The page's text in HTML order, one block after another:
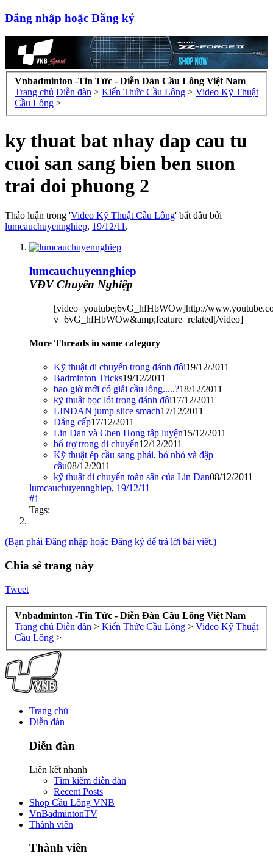
Đăng nhập hoặc Đăng ký
Vnbadminton -Tin Tức - Diễn Đàn Cầu Lông Việt Nam
Trang chủ Diễn đàn > Kiến Thức Cầu Lông > Video Kỹ Thuật
Cầu Lông >
ky thuat bat nhay dap cau tu
cuoi san sang bien ben suon
trai doi phuong 2
Thảo luận trong 'Video Kỹ Thuật Cầu Lông' bắt đầu bởi
lumcauchuyennghiep, 19/12/11 .
lumcauchuyennghiep
VĐV Chuyên Nghiệp
[video=youtube;6vG_hfHbWOw]http://
v=6vG_hfHbWOw&amp;feature=related[/video]
More Threads in same category
Kỹ thuật di chuyển trong đánh đôi19/12/2011
Badminton Tricks19/12/2011
bao giờ mới có giải cầu lông.....?18/12/2011
kỹ thuật bọc lót trong đánh đôi17/12/2011
LINDAN jump slice smach17/12/2011
Đẳng cấp17/12/2011
Lin Dan và Chen Hong tâp luyện15/12/2011
bổ trợ trong di chuyển12/12/2011
Kỹ thuật ép cầu sang phải, bỏ nhỏ và đập
cầu08/12/2011
kỹ thuật di chuyển toàn sân của Lin Dan08/12/2011
lumcauchuyennghiep, 19/12/11
#1
Tags:
(Bạn phải Đăng nhập hoặc Đăng ký để trả lời bài viết.)
Chia sẻ trang này
Tweet
Vnbadminton -Tin Tức - Diễn Đàn Cầu Lông Việt Nam
Trang chủ Diễn đàn > Kiến Thức Cầu Lông > Video Kỹ Thuật
Cầu Lông >
Trang chủ
Diễn đàn
Diễn đàn
Liên kết nhanh
Tìm kiếm diễn đàn
Recent Posts
Shop Cầu Lông VNB
VnBadmintonTV
Thành viên
Thành viên